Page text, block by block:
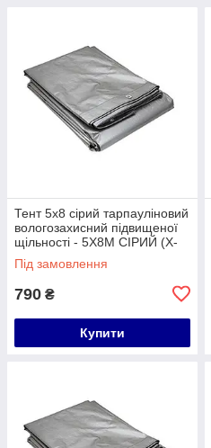
Тент 5х8 сірий тарпауліновий
вологозахисний підвищеної
щільності - 5Х8М СІРИЙ (Х-
TREME) 78267
Під замовлення
790 ₴
Купити